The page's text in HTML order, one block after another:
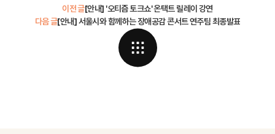
이전 글[안내] '오티즘 토크쇼' 온택트 릴레이 강연
[안내] 서울시와 함께하는 장애공감 콘서트 연주팀 최종발표
다음 글